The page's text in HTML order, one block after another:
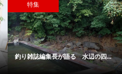
特集
釣り雑誌編集長が語る 水辺の四...